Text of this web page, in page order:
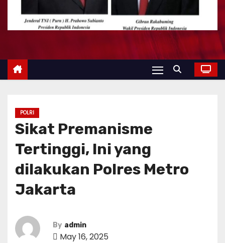
POLRI
‎Sikat Premanisme
Tertinggi, Ini yang
dilakukan Polres Metro
Jakarta
By admin
May 16, 2025